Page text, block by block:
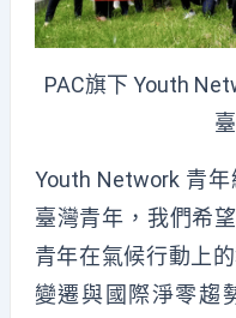
PAC旗下 Youth
Youth Network 青
臺灣青年，我們希
青年在氣候行動上
變遷與國際淨零趨